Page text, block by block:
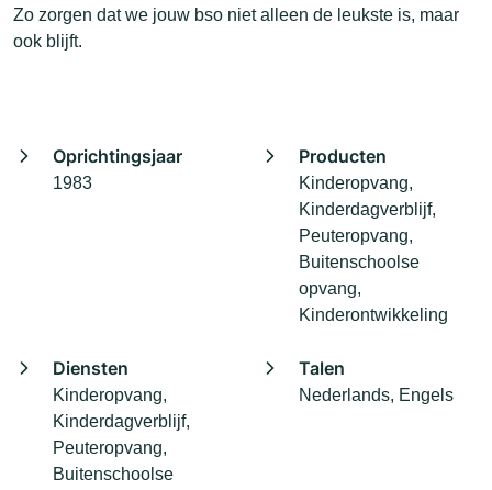
Zo zorgen dat we jouw bso niet alleen de leukste is, maar
ook blijft.
Oprichtingsjaar
1983
Producten
Kinderopvang,
Kinderdagverblijf,
Peuteropvang,
Buitenschoolse
opvang,
Kinderontwikkeling
Diensten
Kinderopvang,
Kinderdagverblijf,
Peuteropvang,
Buitenschoolse
Talen
Nederlands, Engels